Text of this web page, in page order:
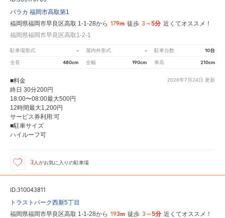
パラカ 福岡市高取第1
福岡県福岡市早良区高取 1-1-28から 179m 徒歩 3～5分 近くてオススメ！
福岡県福岡市早良区高取1-2-1
駐車場形式 - 屋内外形式 - 駐車台数 10台
全長 480cm 全幅 190cm 車高 210cm
2026年7月24日 更新
■料金
終日 30分200円
18:00〜08:00最大500円
12時間最大1,200円
サービス券利用:可
■駐車サイズ
ハイルーフ可
3 人がお気に入りの駐車場
ID:310043811
トラストパーク西新5丁目
福岡県福岡市早良区高取 1-1-28から 193m 徒歩 3～5分 近くてオススメ！